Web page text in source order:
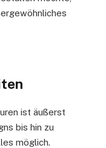
ist äußerst
bis hin zu
möglich.